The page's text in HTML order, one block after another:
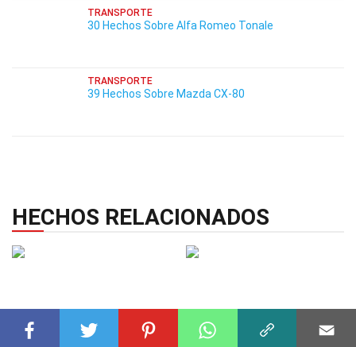
TRANSPORTE
30 Hechos Sobre Alfa Romeo Tonale
TRANSPORTE
39 Hechos Sobre Mazda CX-80
HECHOS RELACIONADOS